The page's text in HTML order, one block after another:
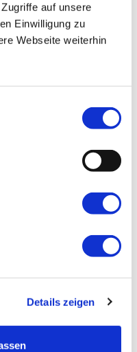
auf unsere
Einwilligung zu
Webseite weiterhin
Details zeigen
21
28 29 30